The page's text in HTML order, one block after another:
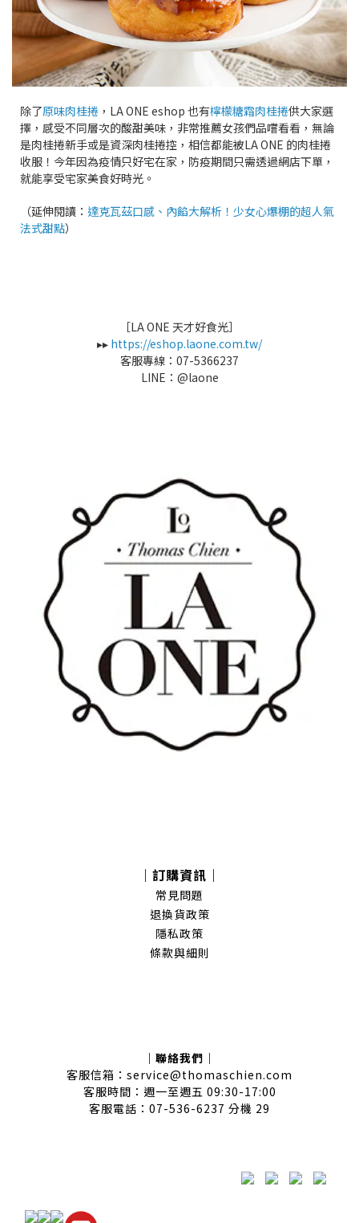
除了原味肉桂捲 ，LA ONE eshop 也有檸檬糖霜肉桂捲供大家選
擇，感受不同層次的酸甜美味，非常推薦女孩們品嚐看看，無論
是肉桂捲新手或是資深肉桂捲控，相信都能被LA ONE 的肉桂捲
收服！今年因為疫情只好宅在家，防疫期間只需透過網店下單，
就能享受宅家美食好時光。
（延伸閱讀： 達克瓦茲口感、內餡大解析！少女心爆棚的超人氣
法式甜點）
［LA ONE 天才好食光］
▸▸ https://eshop.laone.com.tw/
客服專線：07-5366237
LINE：@laone
｜訂購資訊｜
常見問題
退換貨政策
隱私政策
條款與細則
｜聯絡我們｜
客服信箱：service@thomaschien.com
客服時間：週一至週五 09:30-17:00
客服電話：07-536-6237 分機 29